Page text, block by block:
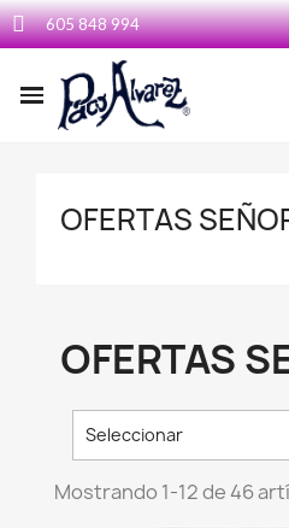
605 848 994
OFERTAS
OFERTAS
Seleccionar
Mostrando 1-12 de 46